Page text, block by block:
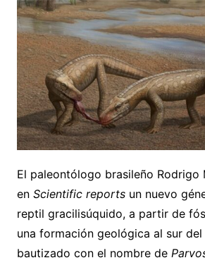
El paleontólogo brasileño Rodrigo
en Scientific reportsun nuevo
reptil gracilisúquido, a partir de
una formación geológica al sur del
bautizado con el nombre de